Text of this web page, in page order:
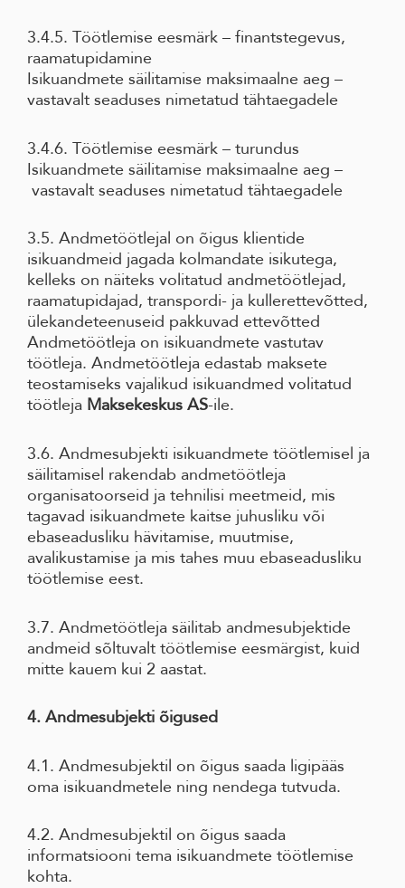
3.4.5. Töötlemise eesmärk – finantstegevus,
raamatupidamine
Isikuandmete säilitamise maksimaalne aeg –
vastavalt seaduses nimetatud tähtaegadele
3.4.6. Töötlemise eesmärk – turundus
Isikuandmete säilitamise maksimaalne aeg –
vastavalt seaduses nimetatud tähtaegadele
3.5. Andmetöötlejal on õigus klientide
isikuandmeid jagada kolmandate isikutega,
kelleks on näiteks volitatud andmetöötlejad,
raamatupidajad, transpordi- ja kullerettevõtted,
ülekandeteenuseid pakkuvad ettevõtted
Andmetöötleja on isikuandmete vastutav
töötleja. Andmetöötleja edastab maksete
teostamiseks vajalikud isikuandmed volitatud
töötleja Maksekeskus AS-ile.
3.6. Andmesubjekti isikuandmete töötlemisel ja
säilitamisel rakendab andmetöötleja
organisatoorseid ja tehnilisi meetmeid, mis
tagavad isikuandmete kaitse juhusliku või
ebaseadusliku hävitamise, muutmise,
avalikustamise ja mis tahes muu ebaseadusliku
töötlemise eest.
3.7. Andmetöötleja säilitab andmesubjektide
andmeid sõltuvalt töötlemise eesmärgist, kuid
mitte kauem kui 2 aastat.
4. Andmesubjekti õigused
4.1. Andmesubjektil on õigus saada ligipääs
oma isikuandmetele ning nendega tutvuda.
4.2. Andmesubjektil on õigus saada
informatsiooni tema isikuandmete töötlemise
kohta.